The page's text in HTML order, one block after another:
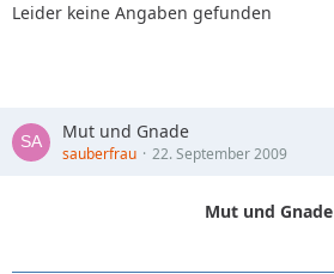
Leider keine Angaben gefunden
Mut und Gnade
sauberfrau 22. September 2009
Mut und Gnade